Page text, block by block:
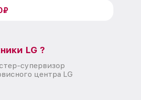
LG ?
супервизор
центра LG